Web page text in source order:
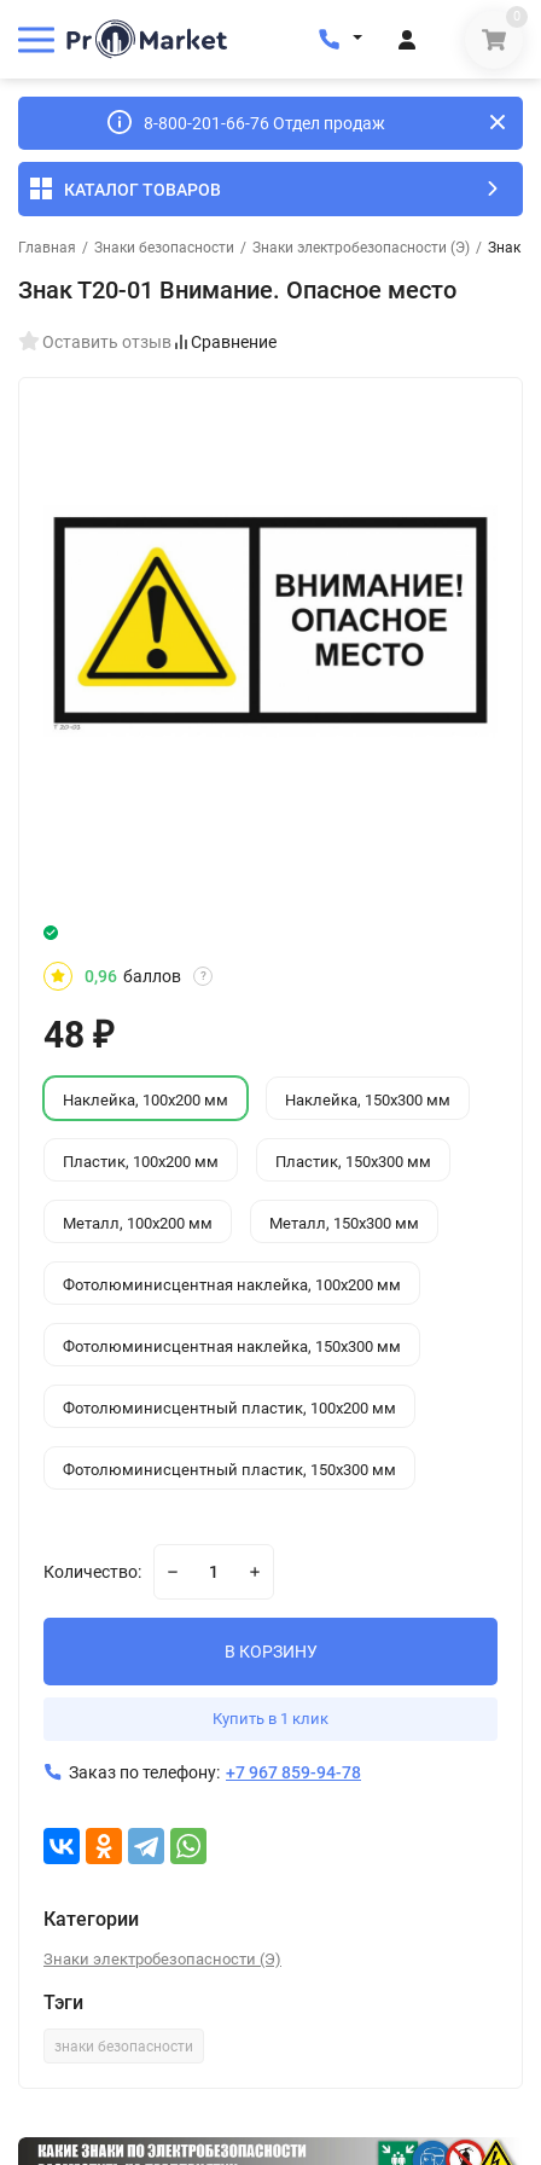
0
8-800-201-66-76 Отдел продаж
КАТАЛОГ ТОВАРОВ
Главная / Знаки безопасности / Знаки электробезопасности (Э) / Знак
Знак Т20-01 Внимание. Опасное место
Оставить отзыв Сравнение
0,96 баллов ?
48 ₽
Наклейка, 100x200 мм Наклейка, 150x300 мм
Пластик, 100x200 мм Пластик, 150x300 мм
Металл, 100x200 мм Металл, 150x300 мм
Фотолюминисцентная наклейка, 100x200 мм
Фотолюминисцентная наклейка, 150x300 мм
Фотолюминисцентный пластик, 100x200 мм
Фотолюминисцентный пластик, 150x300 мм
Количество:
В КОРЗИНУ
Купить в 1 клик
Заказ по телефону: +7 967 859-94-78
Категории
Знаки электробезопасности (Э)
Тэги
знаки безопасности